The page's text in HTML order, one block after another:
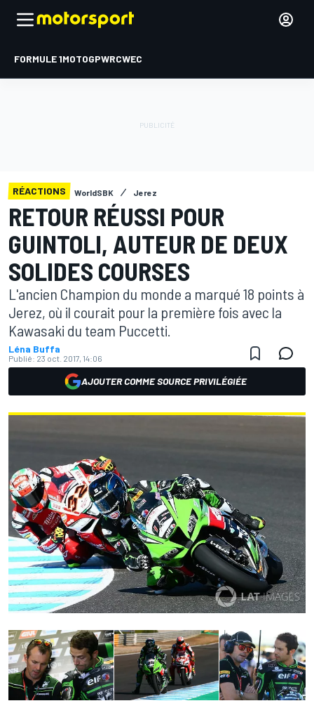
FORMULE 1MOTOGPWRCWEC
RÉACTIONS WorldSBK Jerez
RETOUR RÉUSSI POUR
GUINTOLI, AUTEUR DE DEUX
SOLIDES COURSES
L'ancien Champion du monde a marqué 18 points à
Jerez, où il courait pour la première fois avec la
Kawasaki du team Puccetti.
Léna Buffa
Publié: 23 oct. 2017, 14:06
AJOUTER COMME SOURCE PRIVILÉGIÉE